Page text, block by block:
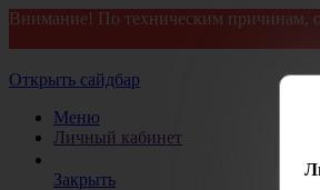
Внимание! По техническим причинам,
Открыть сайдбар
Меню
Личный кабинет
Закрыть